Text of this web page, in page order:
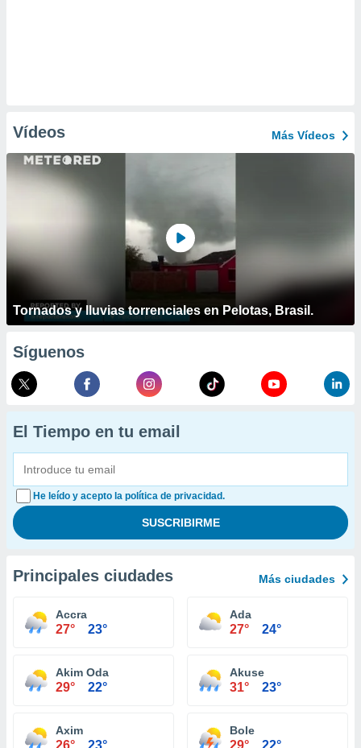
Vídeos Más Vídeos
Tornados y lluvias torrenciales en Pelotas, Brasil.
Síguenos
El Tiempo en tu email
He leído y acepto la política de privacidad.
Principales ciudades Más ciudades
Accra
27° 23°
Ada
27° 24°
Akim Oda
29° 22°
Akuse
31° 23°
Axim
26° 23°
Bole
29° 22°